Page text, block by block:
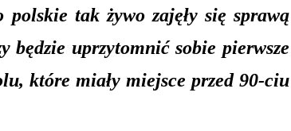
polskie tak żywo zajęły się sprawą
będzie uprzytomnić sobie pierwsze
które miały miejsce przed 90-ciu